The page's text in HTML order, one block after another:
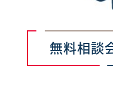
無料相談